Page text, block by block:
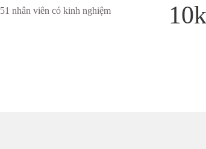
51 nhân viên có kinh nghiệm 10k